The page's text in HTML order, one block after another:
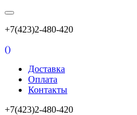
+7(423)2-480-420
()
Доставка
Оплата
Контакты
+7(423)2-480-420